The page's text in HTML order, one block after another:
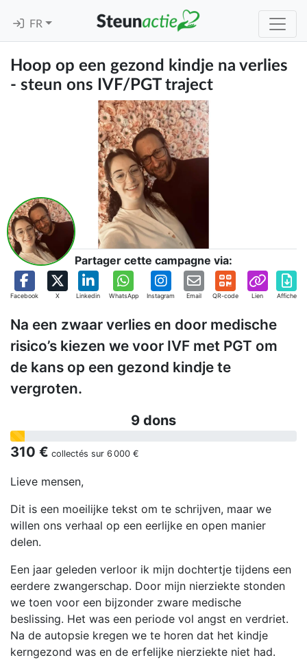
FR
Hoop op een gezond kindje na verlies
- steun ons IVF/PGT traject
Partager cette campagne via:
Facebook X Linkedin WhatsApp Instagram Email QR-code Lien Affiche
Na een zwaar verlies en door medische
risico’s kiezen we voor IVF met PGT om
de kans op een gezond kindje te
vergroten.
9 dons
310 € collectés sur 6 000 €
Lieve mensen,
Dit is een moeilijke tekst om te schrijven, maar we
willen ons verhaal op een eerlijke en open manier
delen.
Een jaar geleden verloor ik mijn dochtertje tijdens een
eerdere zwangerschap. Door mijn nierziekte stonden
we toen voor een bijzonder zware medische
beslissing. Het was een periode vol angst en verdriet.
Na de autopsie kregen we te horen dat het kindje
kerngezond was en de erfelijke nierziekte niet had.